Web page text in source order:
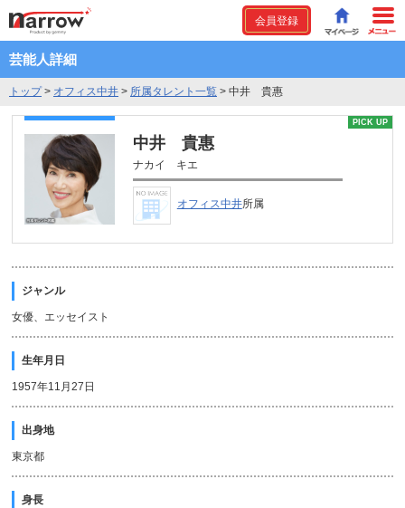
会員登録
芸能人詳細
トップ> オフィス中井 > 所属タレント一覧 > 中井 貴惠
PICK UP
中井 貴惠
ナカイ キエ
オフィス中井所属
ジャンル
女優、エッセイスト
生年月日
1957年11月27日
出身地
東京都
身長